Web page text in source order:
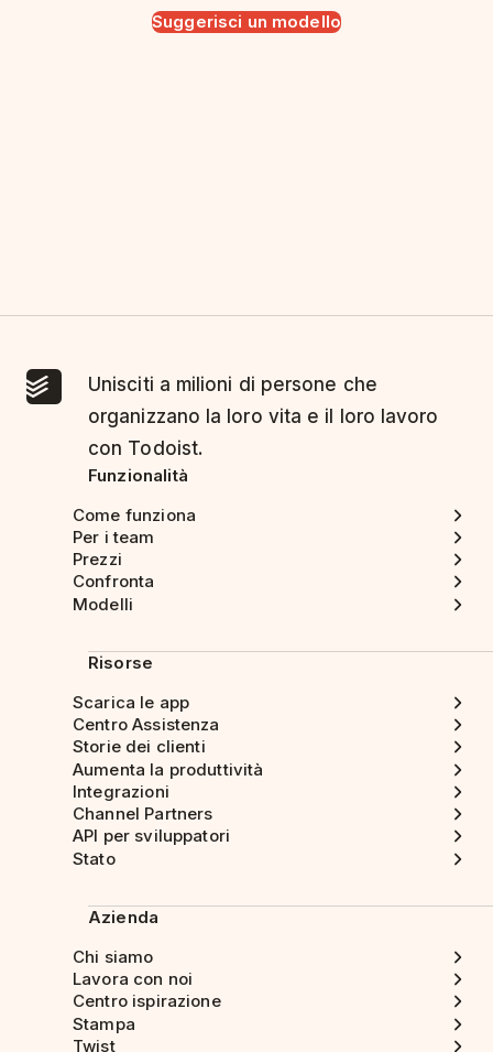
Suggerisci un modello
Unisciti a milioni di persone che
organizzano la loro vita e il loro lavoro
con Todoist.
Funzionalità
Come funziona
Per i team
Prezzi
Confronta
Modelli
Risorse
Scarica le app
Centro Assistenza
Storie dei clienti
Aumenta la produttività
Integrazioni
Channel Partners
API per sviluppatori
Stato
Azienda
Chi siamo
Lavora con noi
Centro ispirazione
Stampa
Twist